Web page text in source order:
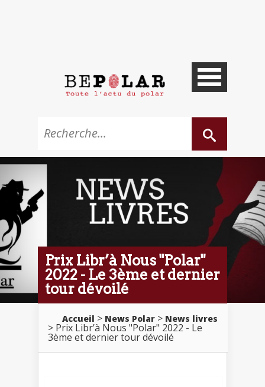
Prix Libr’à Nous "Polar"
2022 - Le 3ème et dernier
tour dévoilé
Accueil > News Polar > News livres
> Prix Libr’à Nous "Polar" 2022 - Le
3ème et dernier tour dévoilé